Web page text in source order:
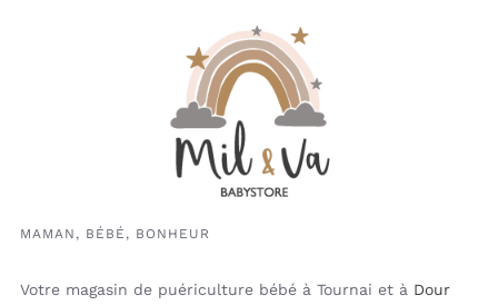
MAMAN, BÉBÉ, BONHEUR
Votre magasin de puériculture bébé à Tournai et à Dour